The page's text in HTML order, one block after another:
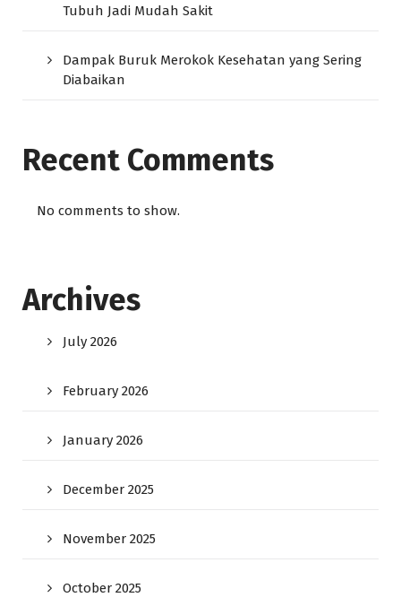
Tubuh Jadi Mudah Sakit
Dampak Buruk Merokok Kesehatan yang Sering
Diabaikan
Recent Comments
No comments to show.
Archives
July 2026
February 2026
January 2026
December 2025
November 2025
October 2025